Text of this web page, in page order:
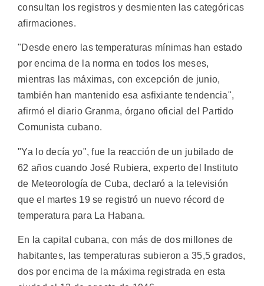
consultan los registros y desmienten las categóricas
afirmaciones.
"Desde enero las temperaturas mínimas han estado
por encima de la norma en todos los meses,
mientras las máximas, con excepción de junio,
también han mantenido esa asfixiante tendencia",
afirmó el diario Granma, órgano oficial del Partido
Comunista cubano.
"Ya lo decía yo", fue la reacción de un jubilado de
62 años cuando José Rubiera, experto del Instituto
de Meteorología de Cuba, declaró a la televisión
que el martes 19 se registró un nuevo récord de
temperatura para La Habana.
En la capital cubana, con más de dos millones de
habitantes, las temperaturas subieron a 35,5 grados,
dos por encima de la máxima registrada en esta